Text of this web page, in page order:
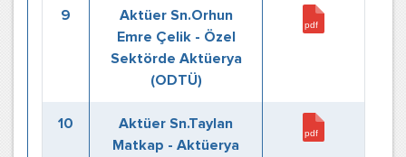
9
Aktüer Sn.Orhun
Emre Çelik - Özel
Sektörde Aktüerya
(ODTÜ)
10
Aktüer Sn.Taylan
Matkap - Aktüerya